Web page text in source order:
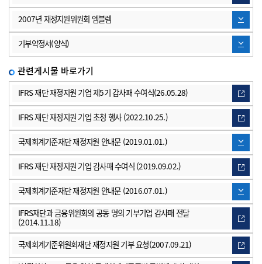
2007년 재정지원위원회 엠블렘
기부약정서(양식)
관련게시물 바로가기
IFRS 재단 재정지원 기업 제5기 감사패 수여식(26.05.28)
IFRS 재단 재정지원 기업 초청 행사 (2022.10.25.)
국제회계기준재단 재정지원 안내문 (2019.01.01.)
IFRS 재단 재정지원 기업 감사패 수여식 (2019.09.02.)
국제회계기준재단 재정지원 안내문 (2016.07.01.)
IFRS재단과 금융위원회의 공동 명의 기부기업 감사패 전달
(2014.11.18)
국제회계기준위원회재단 재정지원 기부 요청(2007.09.21)